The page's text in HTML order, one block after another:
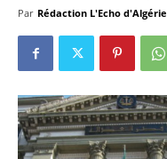
Par Rédaction L'Echo d'Algérie